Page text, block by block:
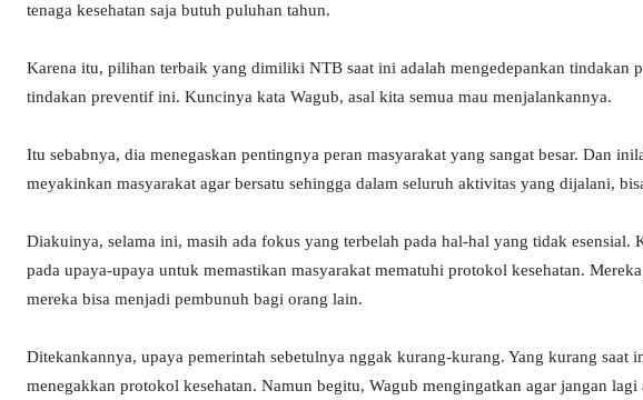
tenaga kesehatan saja butuh puluhan tahun.
Karena itu, pilihan terbaik yang dimiliki NTB saat ini adalah mengedepankan tindakan
tindakan preventif ini. Kuncinya kata Wagub, asal kita semua mau menjalankannya.
Itu sebabnya, dia menegaskan pentingnya peran masyarakat yang sangat besar. Dan
meyakinkan masyarakat agar bersatu sehingga dalam seluruh aktivitas yang dijalani,
Diakuinya, selama ini, masih ada fokus yang terbelah pada hal-hal yang tidak
pada upaya-upaya untuk memastikan masyarakat mematuhi protokol kesehatan.
mereka bisa menjadi pembunuh bagi orang lain.
Ditekankannya, upaya pemerintah sebetulnya nggak kurang-kurang. Yang kurang
menegakkan protokol kesehatan. Namun begitu, Wagub mengingatkan agar jangan lagi